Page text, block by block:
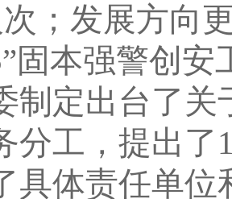
；发展方向
固本强警创
制定出台了
分工，提出
具体责任单